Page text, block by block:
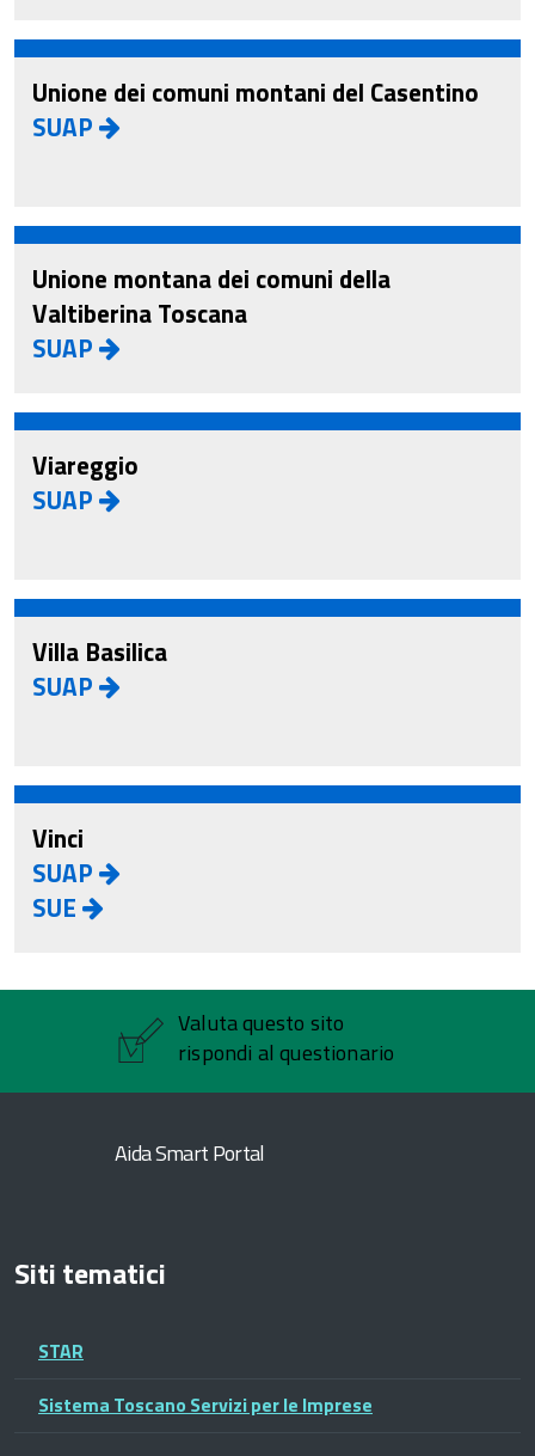
Unione dei comuni montani del Casentino
SUAP
Unione montana dei comuni della
Valtiberina Toscana
SUAP
Viareggio
SUAP
Villa Basilica
SUAP
Vinci
SUAP
SUE
Valuta questo sito
rispondi al questionario
Aida Smart Portal
Siti tematici
STAR
Sistema Toscano Servizi per le Imprese